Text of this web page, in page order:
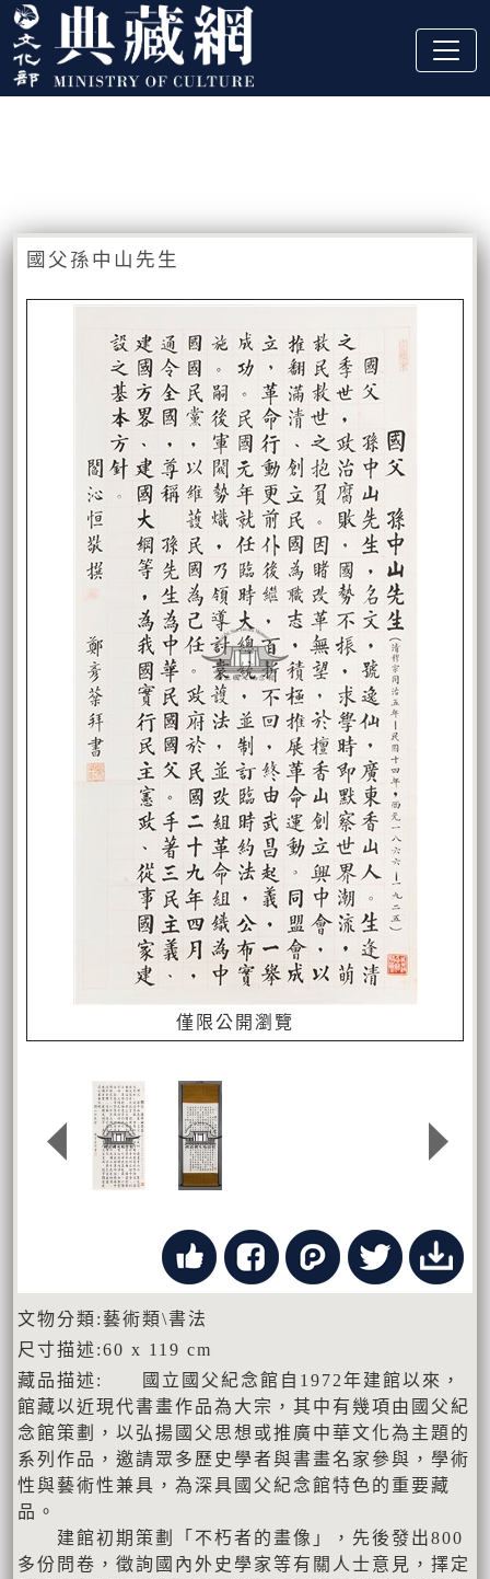
跳到主要內容
:::
國父孫中山先生
僅限公開瀏覽
文物分類:藝術類\書法
尺寸描述:60 x 119 cm
藏品描述: 國立國父紀念館自1972年建館以來，
館藏以近現代書畫作品為大宗，其中有幾項由國父紀
念館策劃，以弘揚國父思想或推廣中華文化為主題的
系列作品，邀請眾多歷史學者與書畫名家參與，學術
性與藝術性兼具，為深具國父紀念館特色的重要藏
品。
建館初期策劃「不朽者的畫像」，先後發出800
多份問卷，徵詢國內外史學家等有關人士意見，擇定